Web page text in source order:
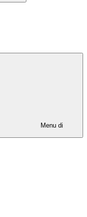
Menu di